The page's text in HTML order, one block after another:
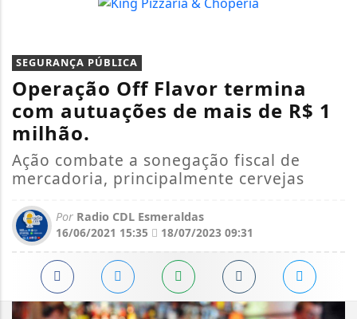
SEGURANÇA PÚBLICA
Operação Off Flavor termina
com autuações de mais de R$ 1
milhão.
Ação combate a sonegação fiscal de
mercadoria, principalmente cervejas
Por Radio CDL Esmeraldas
16/06/2021 15:35
18/07/2023 09:31